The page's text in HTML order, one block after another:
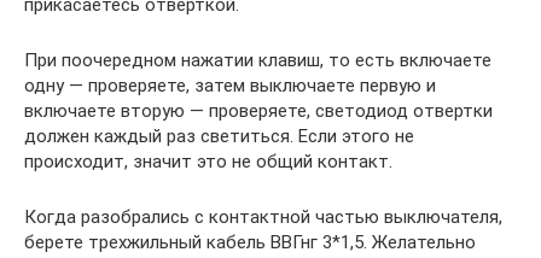
прикасаетесь отверткой.
При поочередном нажатии клавиш, то есть включаете
одну — проверяете, затем выключаете первую и
включаете вторую — проверяете, светодиод отвертки
должен каждый раз светиться. Если этого не
происходит, значит это не общий контакт.
Когда разобрались с контактной частью выключателя,
берете трехжильный кабель ВВГнг 3*1,5. Желательно